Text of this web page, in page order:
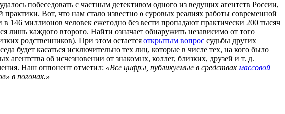
побеседовать с частным детективом одного из ведущих агентств России,
практики. Вот, что нам стало известно о суровых реалиях работы современной
146 миллионов человек ежегодно без вести пропадают практически 200 тысяч
лишь каждого второго. Найти означает обнаружить независимо от того
родственников). При этом остается открытым вопрос судьбы других
будет касаться исключительно тех лиц, которые в числе тех, на кого было
об исчезновении от знакомых, коллег, близких, друзей и т. д.
Наш оппонент отметил: «Все цифры, публикуемые в средствах массовой
в погонах.»